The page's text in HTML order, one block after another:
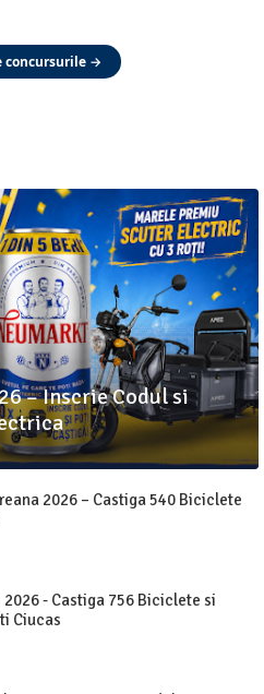
concursurile →
– Inscrie Codul si
2026 – Castiga 540 Biciclete
2026 - Castiga 756 Biciclete si
Ciucas